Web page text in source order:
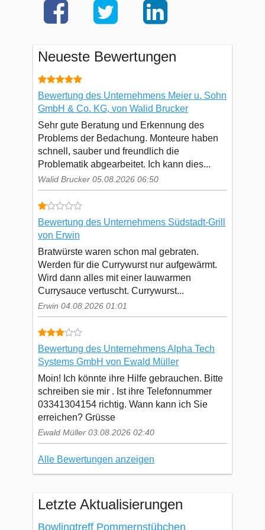
Neueste Bewertungen
Bewertung des Unternehmens Meier u. Sohn
GmbH & Co. KG, von Walid Brucker
Sehr gute Beratung und Erkennung des
Problems der Bedachung. Monteure haben
schnell, sauber und freundlich die
Problematik abgearbeitet. Ich kann dies...
Walid Brucker 05.08.2026 06:50
Bewertung des Unternehmens Südstadt-Grill
von Erwin
Bratwürste waren schon mal gebraten.
Werden für die Currywurst nur aufgewärmt.
Wird dann alles mit einer lauwarmen
Currysauce vertuscht. Currywurst...
Erwin 04.08.2026 01:01
Bewertung des Unternehmens Alpha Tech
Systems GmbH von Ewald Müller
Moin! Ich könnte ihre Hilfe gebrauchen. Bitte
schreiben sie mir . Ist ihre Telefonnummer
03341304154 richtig. Wann kann ich Sie
erreichen? Grüsse
Ewald Müller 03.08.2026 02:40
Alle Bewertungen anzeigen
Letzte Aktualisierungen
Bowlingtreff Pommernstübchen